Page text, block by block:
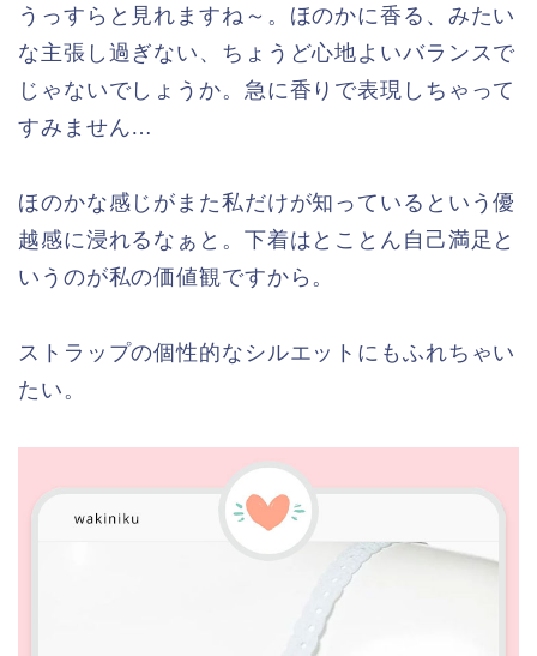
うっすらと見れますね～。ほのかに香る、みたい
な主張し過ぎない、ちょうど心地よいバランスで
じゃないでしょうか。急に香りで表現しちゃって
すみません…
ほのかな感じがまた私だけが知っているという優
越感に浸れるなぁと。下着はとことん自己満足と
いうのが私の価値観ですから。
ストラップの個性的なシルエットにもふれちゃい
たい。